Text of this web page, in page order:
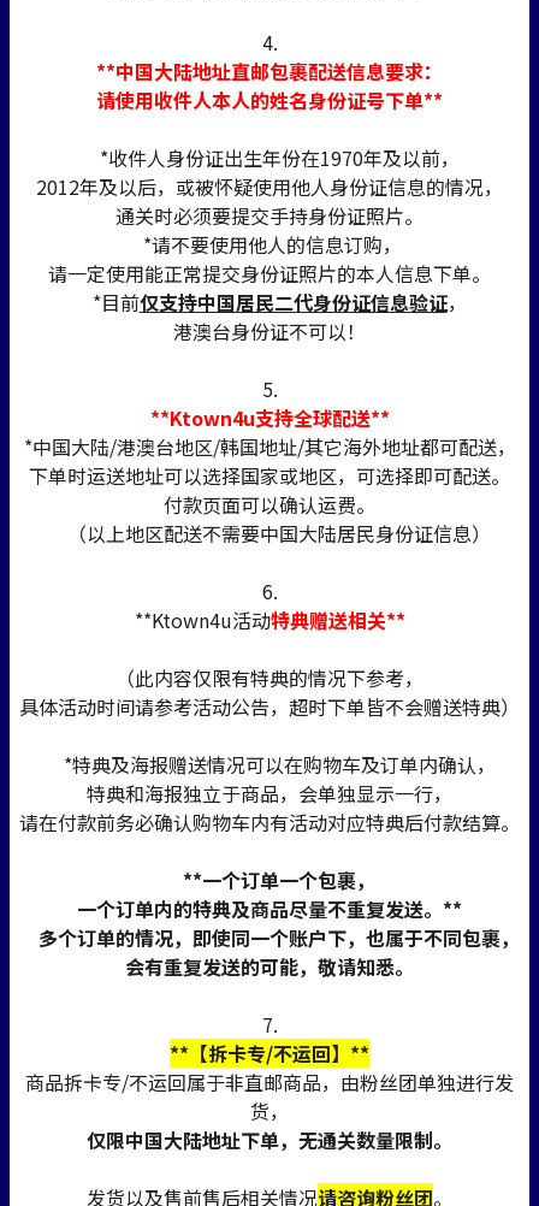
4.
**中国大陆地址直邮包裹配送信息要求：
请使用收件人本人的姓名身份证号下单**
*收件人身份证出生年份在1970年及以前，
2012年及以后，或被怀疑使用他人身份证信息的情况，
通关时必须要提交手持身份证照片。
*请不要使用他人的信息订购，
请一定使用能正常提交身份证照片的本人信息下单。
*目前仅支持中国居民二代身份证信息验证，
港澳台身份证不可以！
5.
**Ktown4u支持全球配送**
*中国大陆/港澳台地区/韩国地址/其它海外地址都可配送，
下单时运送地址可以选择国家或地区，可选择即可配送。
付款页面可以确认运费。
（以上地区配送不需要中国大陆居民身份证信息）
6.
**Ktown4u活动特典赠送相关**
（此内容仅限有特典的情况下参考，
具体活动时间请参考活动公告，超时下单皆不会赠送特典）
*特典及海报赠送情况可以在购物车及订单内确认，
特典和海报独立于商品，会单独显示一行，
请在付款前务必确认购物车内有活动对应特典后付款结算。
**一个订单一个包裹，
一个订单内的特典及商品尽量不重复发送。**
多个订单的情况，即使同一个账户下，也属于不同包裹，
会有重复发送的可能，敬请知悉。
7.
**【拆卡专/不运回】**
商品拆卡专/不运回属于非直邮商品，由粉丝团单独进行发
货，
仅限中国大陆地址下单，无通关数量限制。
发货以及售前售后相关情况请咨询粉丝团。